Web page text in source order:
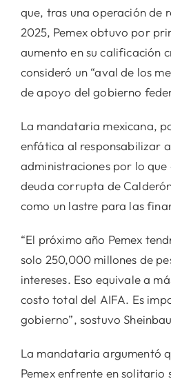
que, tras una operación de
2025, Pemex obtuvo por
aumento en su calificación
consideró un “aval de los
de apoyo del gobierno
La mandataria mexicana,
enfática al responsabilizar
administraciones por lo
deuda corrupta de
como un lastre para las
“El próximo año Pemex
solo 250,000 millones de
intereses. Eso equivale a
costo total del AIFA. Es
gobierno”, sostuvo
La mandataria argumentó
Pemex enfrente en solitario